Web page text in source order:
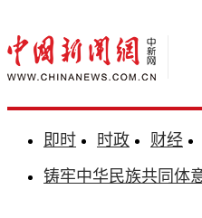
即时 时政 财经
铸牢中华民族共同体